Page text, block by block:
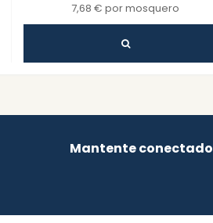
7,68 € por mosquero
Mantente conectado